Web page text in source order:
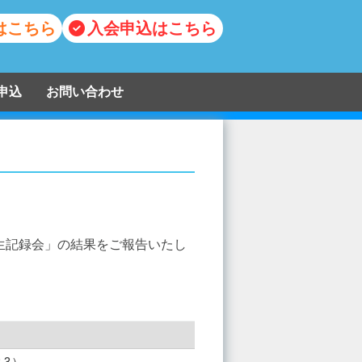
こちら 入会申込はこちら
込 お問い合わせ
録会」の結果をご報告いたし